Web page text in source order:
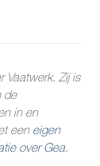
Vaatwerk. Zij is
de
in en
een eigen
over Gea.